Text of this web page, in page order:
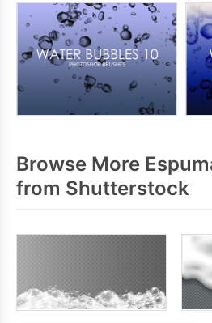
Browse More
from Shutterstock